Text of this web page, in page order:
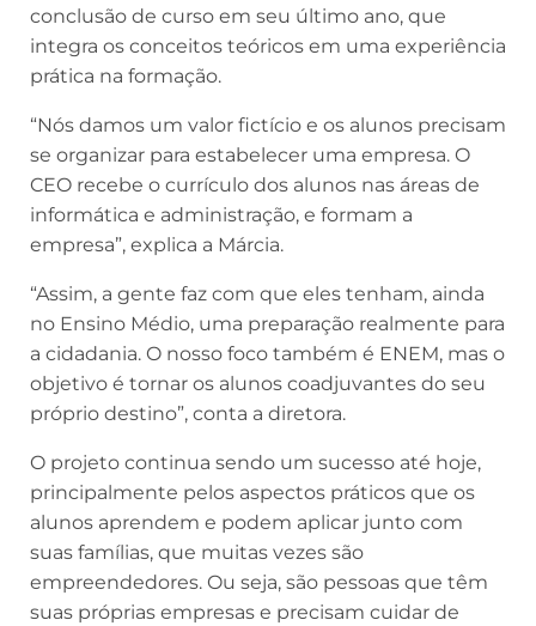
conclusão de curso em seu último ano, que
integra os conceitos teóricos em uma experiência
prática na formação.
“Nós damos um valor fictício e os alunos precisam
se organizar para estabelecer uma empresa. O
CEO recebe o currículo dos alunos nas áreas de
informática e administração, e formam a
empresa”, explica a Márcia.
“Assim, a gente faz com que eles tenham, ainda
no Ensino Médio, uma preparação realmente para
a cidadania. O nosso foco também é ENEM, mas o
objetivo é tornar os alunos coadjuvantes do seu
próprio destino”, conta a diretora.
O projeto continua sendo um sucesso até hoje,
principalmente pelos aspectos práticos que os
alunos aprendem e podem aplicar junto com
suas famílias, que muitas vezes são
empreendedores. Ou seja, são pessoas que têm
suas próprias empresas e precisam cuidar de